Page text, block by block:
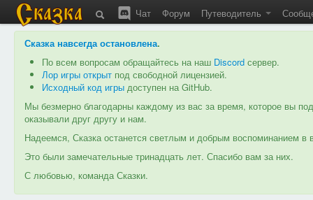
Чат Форум Путеводитель
Сказка навсегда остановлена.
По всем вопросам обращайтесь на наш Discord сервер.
Лор игры открыт под свободной лицензией.
Исходный код игры доступен на GitHub.
Мы безмерно благодарны каждому из вас за время, которое вы
оказывали друг другу и нам.
Надеемся, Сказка останется светлым и добрым воспоминанием
Это были замечательные тринадцать лет. Спасибо вам за них.
С любовью, команда Сказки.